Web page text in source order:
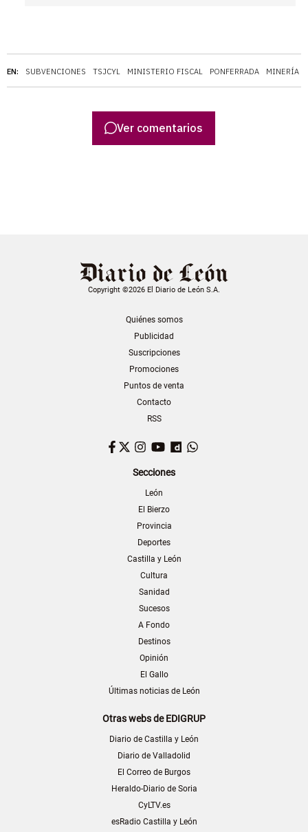
EN: SUBVENCIONES TSJCYL MINISTERIO FISCAL PONFERRADA MINERÍA
Ver comentarios
Copyright ©2026 El Diario de León S.A.
Quiénes somos
Publicidad
Suscripciones
Promociones
Puntos de venta
Contacto
RSS
Facebook
TwitterInstagram
YouTubeDailymotion
Secciones
León
El Bierzo
Provincia
Deportes
Castilla y León
Cultura
Sanidad
Sucesos
A Fondo
Destinos
Opinión
El Gallo
Últimas noticias de León
Otras webs de EDIGRUP
Diario de Castilla y León
Diario de Valladolid
El Correo de Burgos
Heraldo-Diario de Soria
CyLTV.es
esRadio Castilla y León